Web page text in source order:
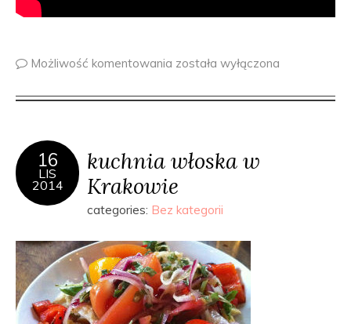
Możliwość komentowania została wyłączona
16
LIS
2014
kuchnia włoska w
Krakowie
categories: Bez kategorii